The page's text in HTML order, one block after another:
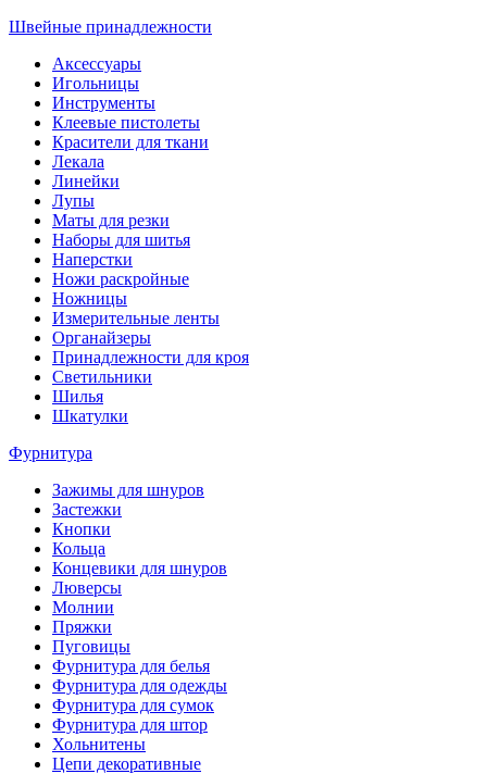
Швейные принадлежности
Аксессуары
Игольницы
Инструменты
Клеевые пистолеты
Красители для ткани
Лекала
Линейки
Лупы
Маты для резки
Наборы для шитья
Наперстки
Ножи раскройные
Ножницы
Измерительные ленты
Органайзеры
Принадлежности для кроя
Светильники
Шилья
Шкатулки
Фурнитура
Зажимы для шнуров
Застежки
Кнопки
Кольца
Концевики для шнуров
Люверсы
Молнии
Пряжки
Пуговицы
Фурнитура для белья
Фурнитура для одежды
Фурнитура для сумок
Фурнитура для штор
Хольнитены
Цепи декоративные